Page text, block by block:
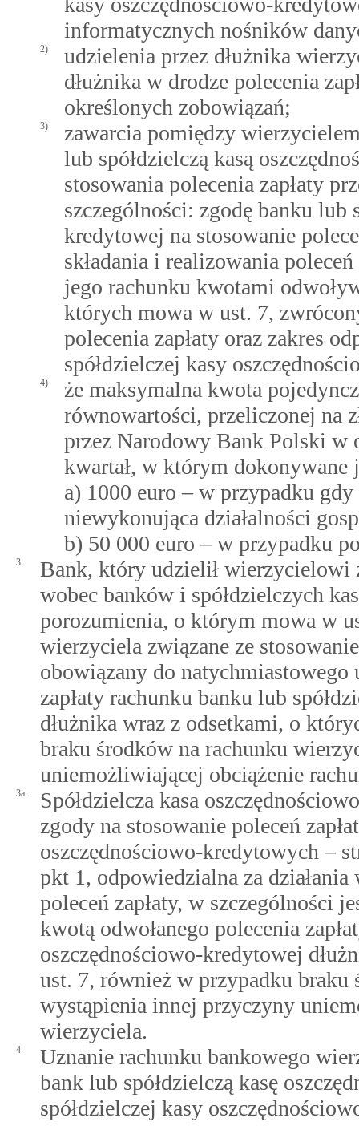
informatycznych nośników
2)
udzielenia przez dłużnika
dłużnika w drodze polecenia
określonych zobowiązań;
3)
zawarcia pomiędzy
lub spółdzielczą kasą
stosowania polecenia zapłaty
szczególności: zgodę banku lub
kredytowej na stosowanie
składania i realizowania
jego rachunku kwotami
których mowa w ust. 7,
polecenia zapłaty oraz zakres
spółdzielczej kasy
4)
że maksymalna kwota
równowartości, przeliczonej na
przez Narodowy Bank Polski w
kwartał, w którym dokonywane
a) 1000 euro – w przypadku
niewykonująca działalności
b) 50 000 euro – w przypadku
3.
Bank, który udzielił wierzycielowi
wobec banków i spółdzielczych
porozumienia, o którym mowa w
wierzyciela związane ze
obowiązany do natychmiastowego
zapłaty rachunku banku lub
dłużnika wraz z odsetkami, o
braku środków na rachunku
uniemożliwiającej obciążenie
3a.
Spółdzielcza kasa
zgody na stosowanie poleceń
oszczędnościowo-kredytowych –
pkt 1, odpowiedzialna za
poleceń zapłaty, w szczególności
kwotą odwołanego polecenia
oszczędnościowo-kredytowej
ust. 7, również w przypadku
wystąpienia innej przyczyny
wierzyciela.
4.
Uznanie rachunku bankowego
bank lub spółdzielczą kasę
spółdzielczej kasy